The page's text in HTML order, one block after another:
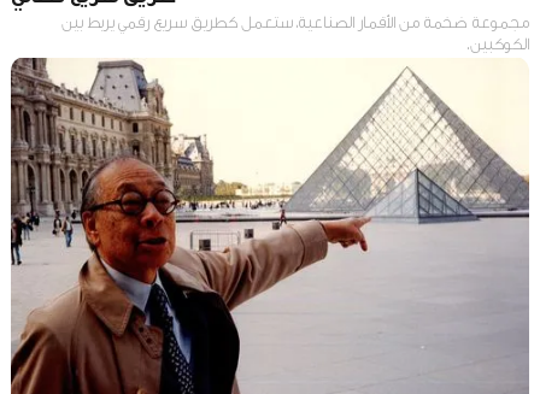
مجموعة ضخمة من الأقمار الصناعية، ستعمل كطريق سريع رقمي يربط بين
الكوكبين.